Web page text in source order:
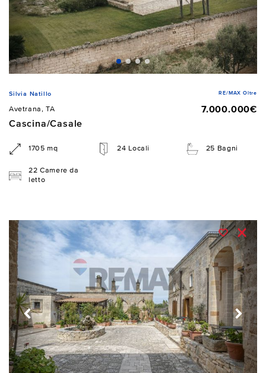
Silvia Natillo RE/MAX Oltre
Avetrana, TA
7.000.000€
Cascina/Casale
1705 mq 24 Locali 25 Bagni
22 Camere da
letto